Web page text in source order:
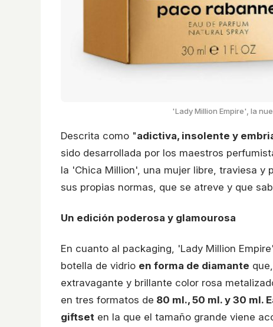
'Lady Million Empire', la
Descrita como "adictiva, insolente y
sido desarrollada por los maestros
la 'Chica Million', una mujer libre, traviesa y
sus propias normas, que se atreve y que
Un edición poderosa y glamourosa
En cuanto al packaging, 'Lady Million
botella de vidrio en forma de diamante
extravagante y brillante color rosa
en tres formatos de 80 ml., 50 ml. y 30 ml.
giftset en la que el tamaño grande viene